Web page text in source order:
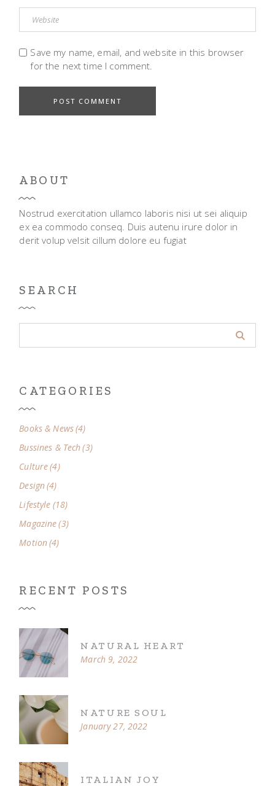
Save my name, email, and website in this browser
for the next time I comment.
POST COMMENT
ABOUT
Nostrud exercitation ullamco laboris nisi ut sei aliquip
ex ea commodo conseq. Duis autenu irure dolor in
derit volup velsit cillum dolore eu fugiat
SEARCH
CATEGORIES
Books & News(4)
Bussines & Tech(3)
Culture(4)
Design(4)
Lifestyle (18)
Magazine(3)
Motion(4)
RECENT POSTS
NATURAL HEART
March 9, 2022
NATURE SOUL
January 27, 2022
ITALIAN JOY